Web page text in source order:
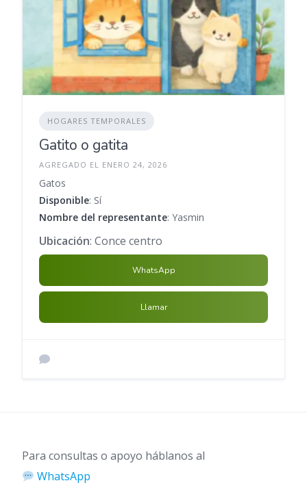
HOGARES TEMPORALES
Gatito o gatita
AGREGADO EL ENERO 24, 2026
Gatos
Disponible: Sí
Nombre del representante: Yasmin
Ubicación: Conce centro
WhatsApp
Llamar
Para consultas o apoyo háblanos al
WhatsApp